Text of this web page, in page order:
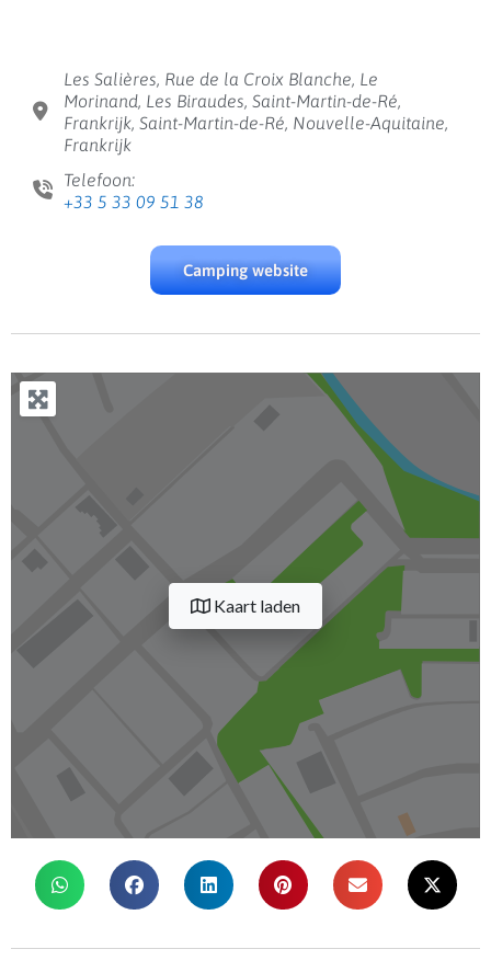
Les Salières, Rue de la Croix Blanche, Le
Morinand, Les Biraudes, Saint-Martin-de-Ré,
Frankrijk, Saint-Martin-de-Ré, Nouvelle-Aquitaine,
Frankrijk
Telefoon:
+33 5 33 09 51 38
Camping website
Kaart laden